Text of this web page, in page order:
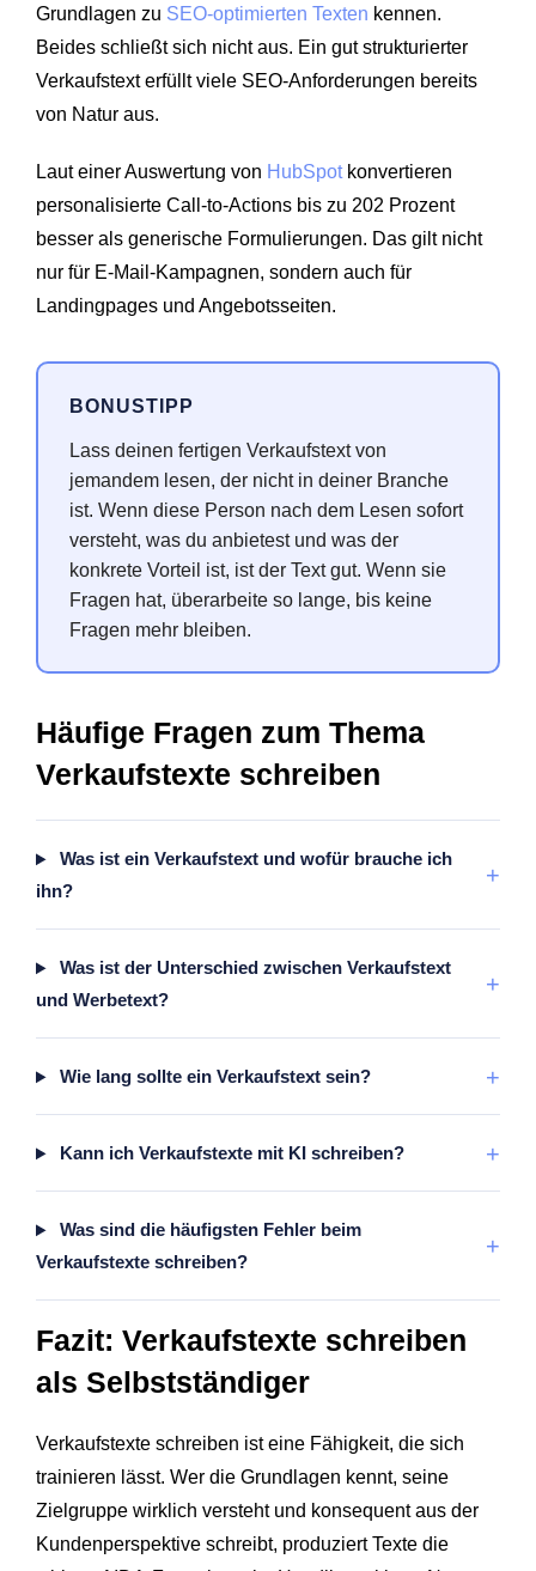
Grundlagen zu SEO-optimierten Texten kennen.
Beides schließt sich nicht aus. Ein gut strukturierter
Verkaufstext erfüllt viele SEO-Anforderungen bereits
von Natur aus.
Laut einer Auswertung von HubSpotkonvertieren
personalisierte Call-to-Actions bis zu 202 Prozent
besser als generische Formulierungen. Das gilt nicht
nur für E-Mail-Kampagnen, sondern auch für
Landingpages und Angebotsseiten.
BONUSTIPP
Lass deinen fertigen Verkaufstext von
jemandem lesen, der nicht in deiner Branche
ist. Wenn diese Person nach dem Lesen sofort
versteht, was du anbietest und was der
konkrete Vorteil ist, ist der Text gut. Wenn sie
Fragen hat, überarbeite so lange, bis keine
Fragen mehr bleiben.
Häufige Fragen zum Thema
Verkaufstexte schreiben
Was ist ein Verkaufstext und wofür brauche ich
ihn?
+
Was ist der Unterschied zwischen Verkaufstext
und Werbetext?
+
Wie lang sollte ein Verkaufstext sein? +
Kann ich Verkaufstexte mit KI schreiben? +
Was sind die häufigsten Fehler beim
Verkaufstexte schreiben?
+
Fazit: Verkaufstexte schreiben
als Selbstständiger
Verkaufstexte schreiben ist eine Fähigkeit, die sich
trainieren lässt. Wer die Grundlagen kennt, seine
Zielgruppe wirklich versteht und konsequent aus der
Kundenperspektive schreibt, produziert Texte die